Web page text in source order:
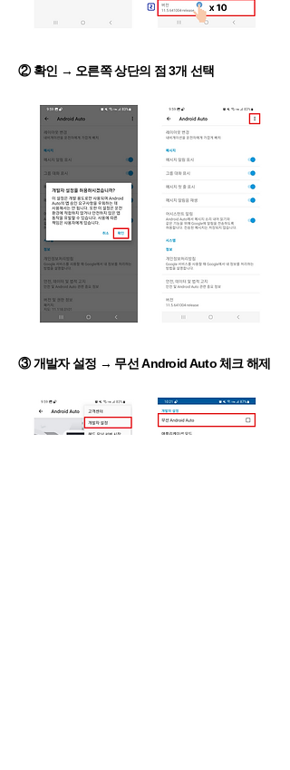
② 확인 → 오른쪽 상단의 점 3개 선택
③ 개발자 설정 → 무선 Android Auto 체크 해제